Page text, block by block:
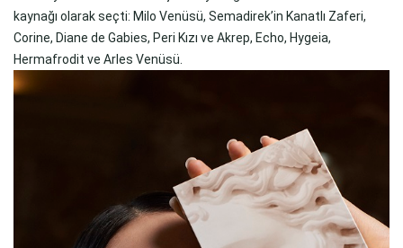
kaynağı olarak seçti: Milo Venüsü, Semadirek’in Kanatlı Zaferi,
Corine, Diane de Gabies, Peri Kızı ve Akrep, Echo, Hygeia,
Hermafrodit ve Arles Venüsü.